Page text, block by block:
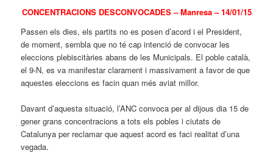
CONCENTRACIONS DESCONVOCADES – Manresa – 14/01/15
Passen els dies, els partits no es posen d’acord i el President,
de moment, sembla que no té cap intenció de convocar les
eleccions plebiscitàries abans de les Municipals. El poble català,
el 9-N, es va manifestar clarament i massivament a favor de que
aquestes eleccions es facin quan més aviat millor.
Davant d’aquesta situació, l’ANC convoca per al dijous dia 15 de
gener grans concentracions a tots els pobles i ciutats de
Catalunya per reclamar que aquest acord es faci realitat d’una
vegada.